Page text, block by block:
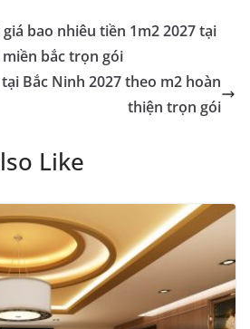
bao nhiêu tiền 1m2 2027 tại
bắc trọn gói
Bắc Ninh 2027 theo m2 hoàn
thiện trọn gói
Like